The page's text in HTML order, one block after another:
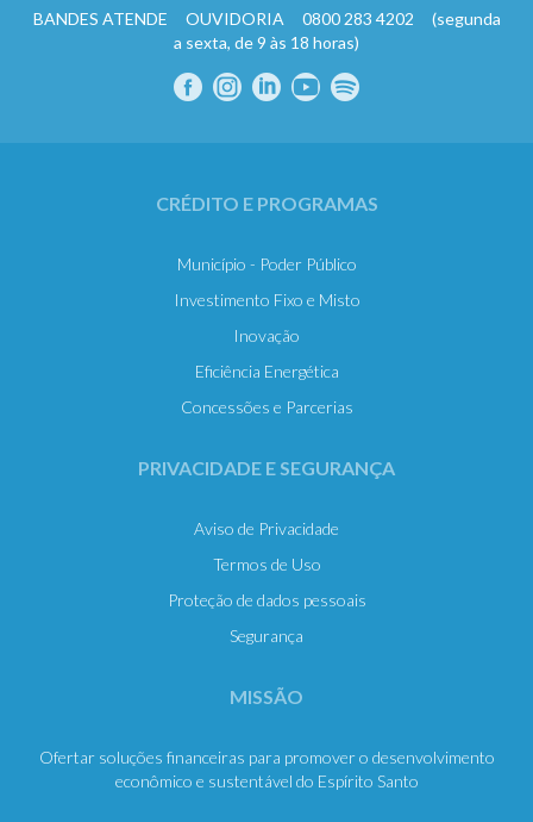
BANDES ATENDE OUVIDORIA 0800 283 4202 (segunda
a sexta, de 9 às 18 horas)
CRÉDITO E PROGRAMAS
Município - Poder Público
Investimento Fixo e Misto
Inovação
Eficiência Energética
Concessões e Parcerias
PRIVACIDADE E SEGURANÇA
Aviso de Privacidade
Termos de Uso
Proteção de dados pessoais
Segurança
MISSÃO
Ofertar soluções financeiras para promover o desenvolvimento
econômico e sustentável do Espírito Santo